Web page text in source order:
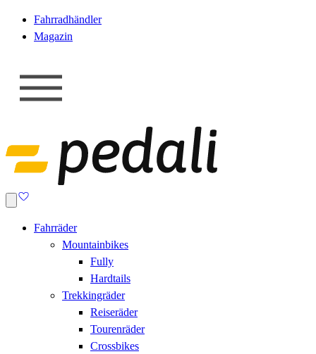
Fahrradhändler
Magazin
Fahrräder
Mountainbikes
Fully
Hardtails
Trekkingräder
Reiseräder
Tourenräder
Crossbikes